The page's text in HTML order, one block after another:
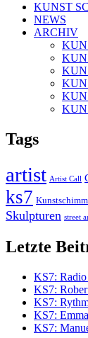
KUNST
NEWS
ARCHIV
Tags
artist Artist Call
ks7
Skulpturen street
Letzte
KS7:
KS7:
KS7:
KS7:
KS7: